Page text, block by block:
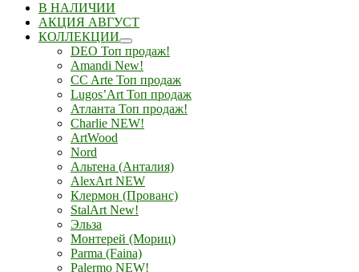
В НАЛИЧИИ
АКЦИЯ АВГУСТ
КОЛЛЕКЦИИ
DEO Топ продаж!
Amandi New!
CC Arte Топ продаж
Lugos’Art Топ продаж
Атланта Топ продаж!
Charlie NEW!
ArtWood
Nord
Альтена (Анталия)
AlexArt NEW
Клермон (Прованс)
StalArt New!
Эльза
Монтерей (Мориц)
Parma (Faina)
Palermo NEW!